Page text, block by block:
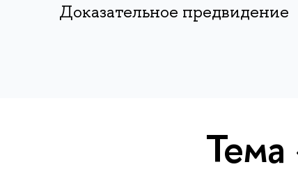
Доказательное предвидение
Тема